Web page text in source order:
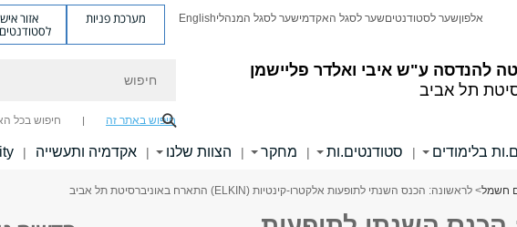
להנדסה ע"ש איבי ואלדר פליישמן
תל אביב
אלפוןשער לסטודנטיםשער לסגל האקדמישער לסגל המנהליEnglish מערכת פניות אזור
חיפוש באתר זה חיפוש בכל
בלימודים | סטודנטים.ות | מחקר | הצוות שלנו | אקדמיה ותעשייה |
חשמל> לראשונה: הכנס השנתי לתופעות אלקטרו-קינטיות (ELKIN) התארח באוניברסיטת תל אביב